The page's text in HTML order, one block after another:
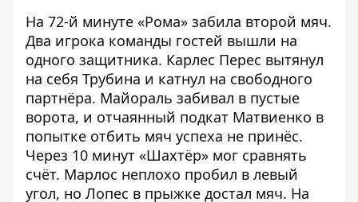
На 72-й минуте «Рома» забила второй мяч.
Два игрока команды гостей вышли на
одного защитника. Карлес Перес вытянул
на себя Трубина и катнул на свободного
партнёра. Майораль забивал в пустые
ворота, и отчаянный подкат Матвиенко в
попытке отбить мяч успеха не принёс.
Через 10 минут «Шахтёр» мог сравнять
счёт. Марлос неплохо пробил в левый
угол, но Лопес в прыжке достал мяч. На